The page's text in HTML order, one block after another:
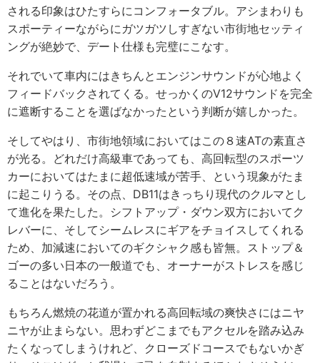
される印象はひたすらにコンフォータブル。アシまわりも
スポーティーながらにガツガツしすぎない市街地セッティ
ングが絶妙で、デート仕様も完璧にこなす。
それでいて車内にはきちんとエンジンサウンドが心地よく
フィードバックされてくる。せっかくのV12サウンドを完全
に遮断することを選ばなかったという判断が嬉しかった。
そしてやはり、市街地領域においてはこの８速ATの素直さ
が光る。どれだけ高級車であっても、高回転型のスポーツ
カーにおいてはたまに超低速域が苦手、という現象がたま
に起こりうる。その点、DB11はきっちり現代のクルマとし
て進化を果たした。シフトアップ・ダウン双方においてク
レバーに、そしてシームレスにギアをチョイスしてくれる
ため、加減速においてのギクシャク感も皆無。ストップ＆
ゴーの多い日本の一般道でも、オーナーがストレスを感じ
ることはないだろう。
もちろん燃焼の花道が置かれる高回転域の爽快さにはニヤ
ニヤが止まらない。思わずどこまでもアクセルを踏み込み
たくなってしまうけれど、クローズドコースでもないかぎ